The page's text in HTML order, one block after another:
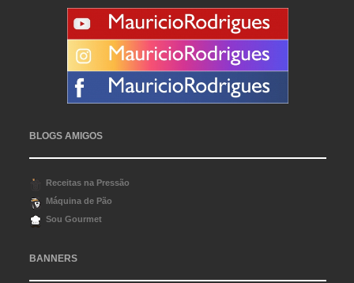
BLOGS AMIGOS
Receitas na Pressão
Máquina de Pão
Sou Gourmet
BANNERS